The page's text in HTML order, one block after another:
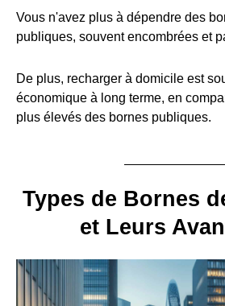
Vous n'avez plus à dépendre des
publiques, souvent encombrées et
De plus, recharger à domicile est
économique à long terme, en
plus élevés des bornes publiques.
Types de Bornes
et Leurs